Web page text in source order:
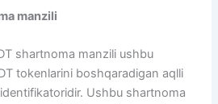
manzili
shartnoma manzili ushbu
tokenlarini boshqaradigan aqlli
Ushbu shartnoma